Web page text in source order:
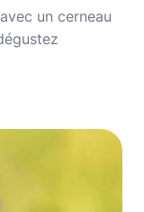
un cerneau